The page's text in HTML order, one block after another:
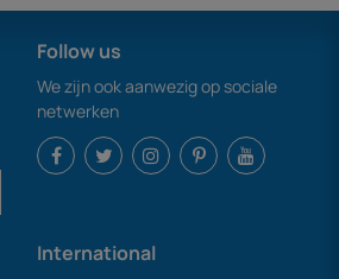
Follow us
We zijn ook aanwezig op sociale
netwerken
International